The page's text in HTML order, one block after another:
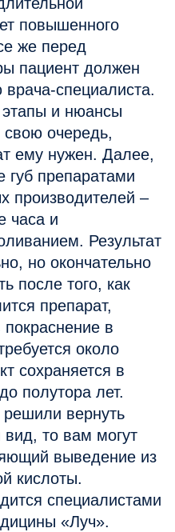
Давно слышала об
аппаратных методах
коррекции фигуры от
знакомых и когда сама
столкнулась с выбором
раз слышала о клиника
лазерной медицины на
Филимоновской 80